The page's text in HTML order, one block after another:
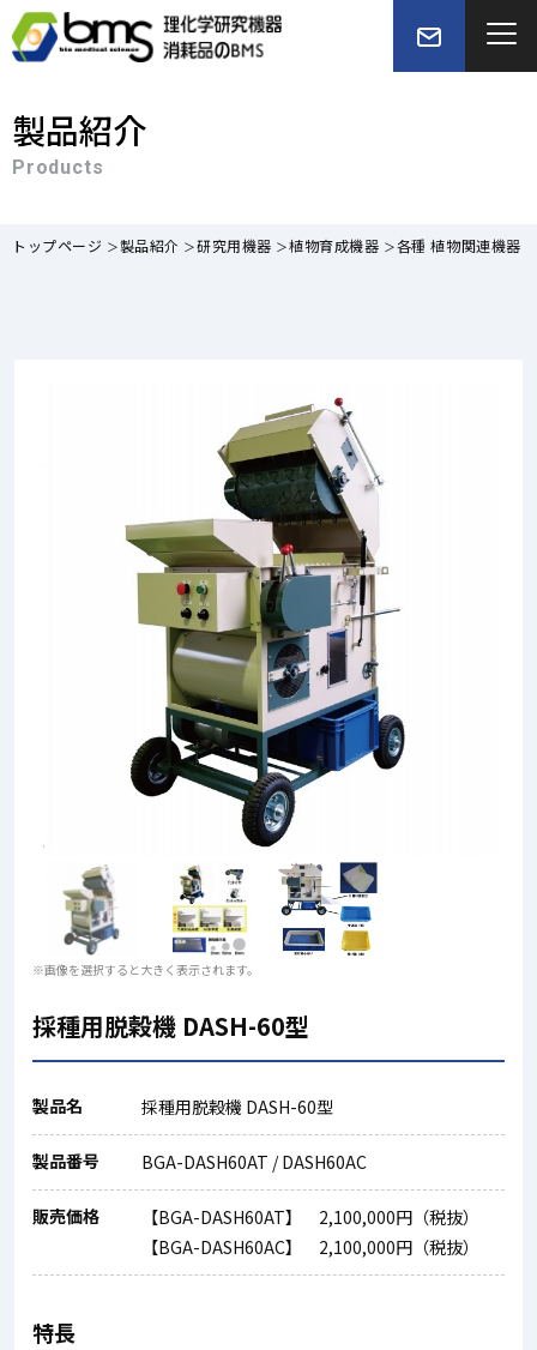
製品紹介
Products
トップページ 製品紹介 研究用機器 植物育成機器 各種 植物関連機器
※画像を選択すると大きく表示されます。
採種用脱穀機 DASH-60型
製品名 採種用脱穀機 DASH-60型
製品番号 BGA-DASH60AT / DASH60AC
販売価格
【BGA-DASH60AT】 2,100,000円（税抜）
【BGA-DASH60AC】 2,100,000円（税抜）
特長